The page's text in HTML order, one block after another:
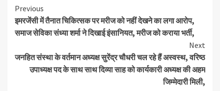
Continue
Reading
Previous
इमरजेंसी में तैनात चिकित्सक पर मरीज को नहीं देखने का लगा आरोप,
समाज सेविका संध्या शर्मा ने दिखाई इंसानियत, मरीज को कराया भर्ती,
Next
जनहित संस्था के वर्तमान अध्यक्ष सुरेंद्र चौधरी चल रहे हैं अस्वस्थ, वरिष्ठ
उपाध्यक्ष पद के साथ साथ दिव्या साह को कार्यकारी अध्यक्ष की अहम
जिम्मेदारी मिली,